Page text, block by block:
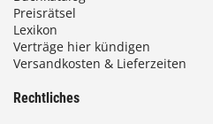
Preisrätsel
Lexikon
Verträge hier kündigen
Versandkosten & Lieferzeiten
Rechtliches